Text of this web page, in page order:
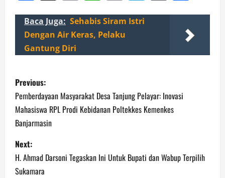
Baca Juga: Sehabis Siram Istri
Dengan Air Keras, Pelaku
Gantung Diri
P
o
s
t
n
Previous:
Pemberdayaan Masyarakat Desa Tanjung Pelayar: Inovasi
Mahasiswa RPL Prodi Kebidanan Poltekkes Kemenkes
Banjarmasin
Next:
H. Ahmad Darsoni Tegaskan Ini Untuk Bupati dan Wabup Terpilih
Sukamara